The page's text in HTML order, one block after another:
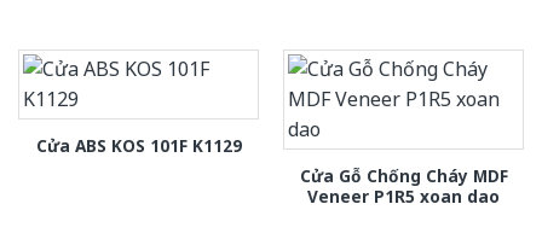
Cửa ABS KOS 101F K1129
Cửa Gỗ Chống Cháy MDF
Veneer P1R5 xoan dao